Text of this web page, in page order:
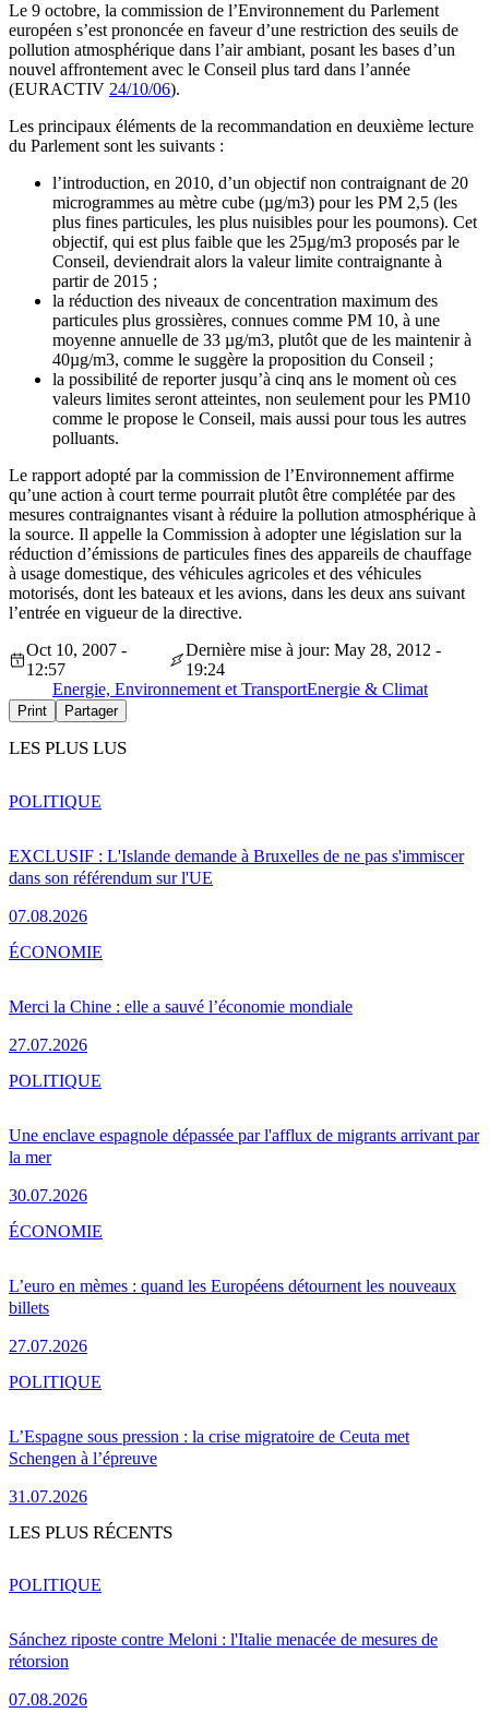
Le 9 octobre, la commission de l’Environnement du Parlement
européen s’est prononcée en faveur d’une restriction des seuils de
pollution atmosphérique dans l’air ambiant, posant les bases d’un
nouvel affrontement avec le Conseil plus tard dans l’année
(EURACTIV 24/10/06).
Les principaux éléments de la recommandation en deuxième lecture
du Parlement sont les suivants :
l’introduction, en 2010, d’un objectif non contraignant de 20
microgrammes au mètre cube (µg/m3) pour les PM 2,5 (les
plus fines particules, les plus nuisibles pour les poumons). Cet
objectif, qui est plus faible que les 25µg/m3 proposés par le
Conseil, deviendrait alors la valeur limite contraignante à
partir de 2015 ;
la réduction des niveaux de concentration maximum des
particules plus grossières, connues comme PM 10, à une
moyenne annuelle de 33 µg/m3, plutôt que de les maintenir à
40µg/m3, comme le suggère la proposition du Conseil ;
la possibilité de reporter jusqu’à cinq ans le moment où ces
valeurs limites seront atteintes, non seulement pour les PM10
comme le propose le Conseil, mais aussi pour tous les autres
polluants.
Le rapport adopté par la commission de l’Environnement affirme
qu’une action à court terme pourrait plutôt être complétée par des
mesures contraignantes visant à réduire la pollution atmosphérique à
la source. Il appelle la Commission à adopter une législation sur la
réduction d’émissions de particules fines des appareils de chauffage
à usage domestique, des véhicules agricoles et des véhicules
motorisés, dont les bateaux et les avions, dans les deux ans suivant
l’entrée en vigueur de la directive.
Oct 10, 2007 -
12:57
Dernière mise à jour: May 28, 2012 -
19:24
Energie, Environnement et TransportEnergie & Climat
Print Partager
LES PLUS LUS
EXCLUSIF : L'Islande demande à Bruxelles de ne pas s'immiscer
dans son référendum sur l'UE
07.08.2026
POLITIQUE
Merci la Chine : elle a sauvé l’économie mondiale
27.07.2026
ÉCONOMIE
Une enclave espagnole dépassée par l'afflux de migrants arrivant par
la mer
30.07.2026
POLITIQUE
L’euro en mèmes : quand les Européens détournent les nouveaux
billets
27.07.2026
ÉCONOMIE
L’Espagne sous pression : la crise migratoire de Ceuta met
Schengen à l’épreuve
31.07.2026
POLITIQUE
LES PLUS RÉCENTS
Sánchez riposte contre Meloni : l'Italie menacée de mesures de
rétorsion
07.08.2026
POLITIQUE